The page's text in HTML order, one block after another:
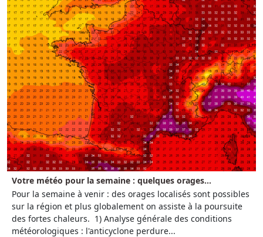
Votre météo pour la semaine : quelques orages...
Pour la semaine à venir : des orages localisés sont possibles
sur la région et plus globalement on assiste à la poursuite
des fortes chaleurs. 1) Analyse générale des conditions
météorologiques : l'anticyclone perdure...